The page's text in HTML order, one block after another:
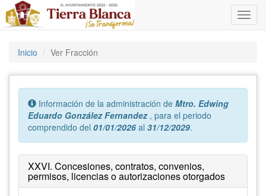
Inicio Ver Fracción
Error:
Información de la administración de Mtro. Edwing
Eduardo González Fernandez , para el periodo
comprendido del 01/01/2026 al 31/12/2029.
XXVI. Concesiones, contratos, convenios,
permisos, licencias o autorizaciones otorgados